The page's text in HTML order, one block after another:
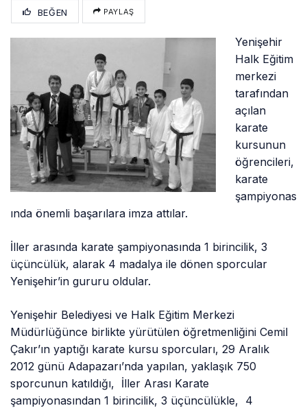
BEĞEN PAYLAŞ
Yenişehir
Halk Eğitim
merkezi
tarafından
açılan
karate
kursunun
öğrencileri,
karate
şampiyonas
ında önemli başarılara imza attılar.
İller arasında karate şampiyonasında 1 birincilik, 3
üçüncülük, alarak 4 madalya ile dönen sporcular
Yenişehir’in gururu oldular.
Yenişehir Belediyesi ve Halk Eğitim Merkezi
Müdürlüğünce birlikte yürütülen öğretmenliğini Cemil
Çakır’ın yaptığı karate kursu sporcuları, 29 Aralık
2012 günü Adapazarı’nda yapılan, yaklaşık 750
sporcunun katıldığı, İller Arası Karate
şampiyonasından 1 birincilik, 3 üçüncülükle, 4